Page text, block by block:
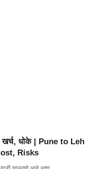
खर्च, धोके | Pune to Leh
Risks